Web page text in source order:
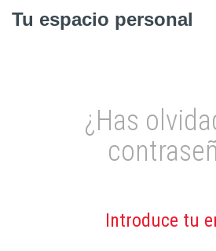
Tu espacio personal
¿Has
Introduce tu